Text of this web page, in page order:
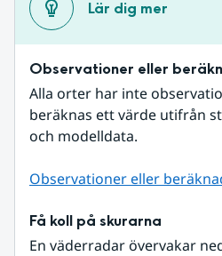
Lär dig mer
Observationer eller
Alla orter har inte
beräknas ett värde utifrån
och modelldata.
Observationer eller
Få koll på skurarna
En väderradar övervakar